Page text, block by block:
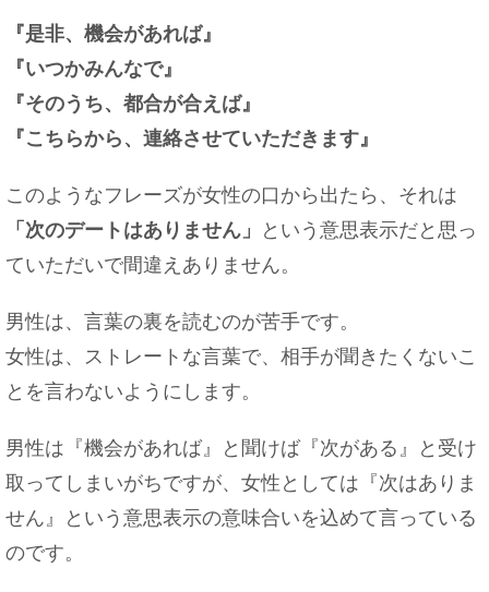
『是非、機会があれば』
『いつかみんなで』
『そのうち、都合が合えば』
『こちらから、連絡させていただきます』
このようなフレーズが女性の口から出たら、それは
「次のデートはありません」
という意思表示だと思っ
ていただいで間違えありません。
男性は、言葉の裏を読むのが苦手です。
女性は、ストレートな言葉で、相手が聞きたくないこ
とを言わないようにします。
男性は『機会があれば』と聞けば『次がある』と受け
取ってしまいがちですが、女性としては『次はありま
せん』という意思表示の意味合いを込めて言っている
のです。